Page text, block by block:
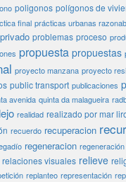
poligonos polígonos de
final prácticas urbanas
privado problemas proceso
propuesta propuestas
proyecto manzana proyecto
public transport publicaciones
avenida quinta da malagueira
realidad realizado por mar
recuerdo recuperacion
regeneracion
relaciones visuales relieve
replanteo representación